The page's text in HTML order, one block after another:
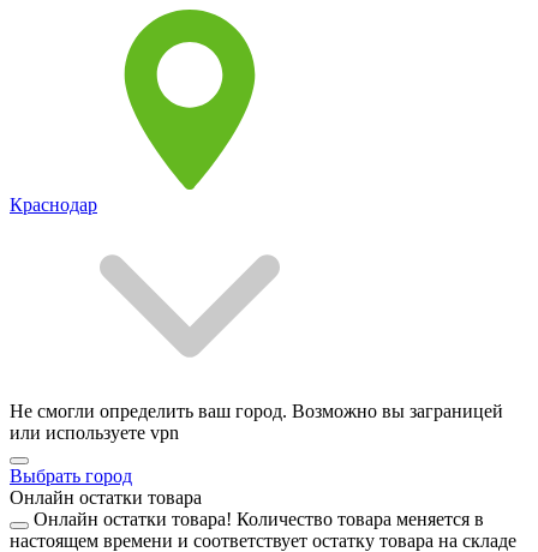
Краснодар
Не смогли определить ваш город. Возможно вы заграницей
или используете vpn
Выбрать город
Онлайн остатки товара
Онлайн остатки товара! Количество товара меняется в
настоящем времени и соответствует остатку товара на складе